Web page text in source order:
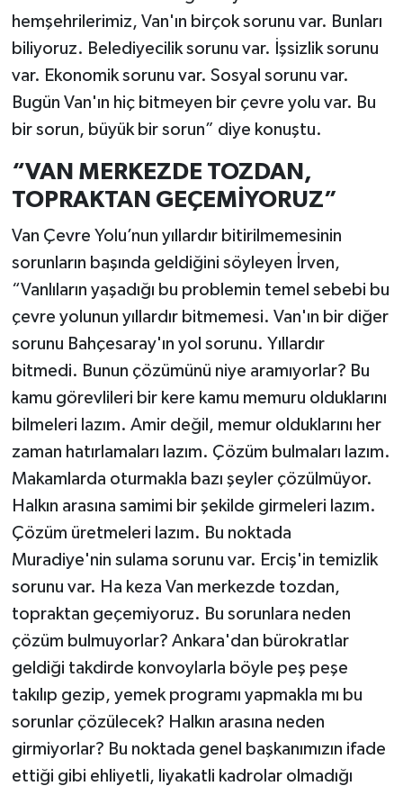
hemşehrilerimiz, Van'ın birçok sorunu var. Bunları
biliyoruz. Belediyecilik sorunu var. İşsizlik sorunu
var. Ekonomik sorunu var. Sosyal sorunu var.
Bugün Van'ın hiç bitmeyen bir çevre yolu var. Bu
bir sorun, büyük bir sorun” diye konuştu.
“VAN MERKEZDE TOZDAN,
TOPRAKTAN GEÇEMİYORUZ”
Van Çevre Yolu’nun yıllardır bitirilmemesinin
sorunların başında geldiğini söyleyen İrven,
“Vanlıların yaşadığı bu problemin temel sebebi bu
çevre yolunun yıllardır bitmemesi. Van'ın bir diğer
sorunu Bahçesaray'ın yol sorunu. Yıllardır
bitmedi. Bunun çözümünü niye aramıyorlar? Bu
kamu görevlileri bir kere kamu memuru olduklarını
bilmeleri lazım. Amir değil, memur olduklarını her
zaman hatırlamaları lazım. Çözüm bulmaları lazım.
Makamlarda oturmakla bazı şeyler çözülmüyor.
Halkın arasına samimi bir şekilde girmeleri lazım.
Çözüm üretmeleri lazım. Bu noktada
Muradiye'nin sulama sorunu var. Erciş'in temizlik
sorunu var. Ha keza Van merkezde tozdan,
topraktan geçemiyoruz. Bu sorunlara neden
çözüm bulmuyorlar? Ankara'dan bürokratlar
geldiği takdirde konvoylarla böyle peş peşe
takılıp gezip, yemek programı yapmakla mı bu
sorunlar çözülecek? Halkın arasına neden
girmiyorlar? Bu noktada genel başkanımızın ifade
ettiği gibi ehliyetli, liyakatli kadrolar olmadığı